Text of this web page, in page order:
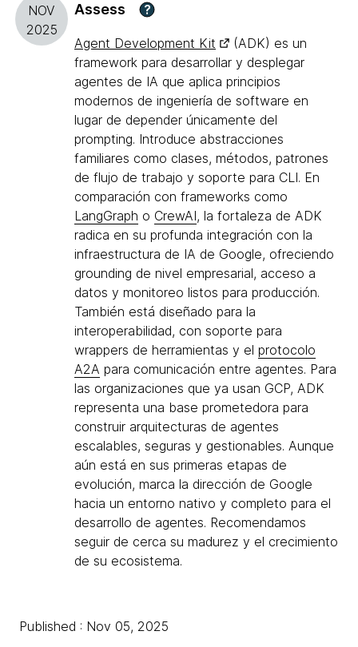
NOV
2025
Assess ?
Agent Development Kit
(ADK) es un
framework para desarrollar y desplegar
agentes de IA que aplica principios
modernos de ingeniería de software en
lugar de depender únicamente del
prompting. Introduce abstracciones
familiares como clases, métodos, patrones
de flujo de trabajo y soporte para CLI. En
comparación con frameworks como
LangGraph o CrewAI, la fortaleza de ADK
radica en su profunda integración con la
infraestructura de IA de Google, ofreciendo
grounding de nivel empresarial, acceso a
datos y monitoreo listos para producción.
También está diseñado para la
interoperabilidad, con soporte para
wrappers de herramientas y el protocolo
A2A para comunicación entre agentes. Para
las organizaciones que ya usan GCP, ADK
representa una base prometedora para
construir arquitecturas de agentes
escalables, seguras y gestionables. Aunque
aún está en sus primeras etapas de
evolución, marca la dirección de Google
hacia un entorno nativo y completo para el
desarrollo de agentes. Recomendamos
seguir de cerca su madurez y el crecimiento
de su ecosistema.
Published : Nov 05, 2025